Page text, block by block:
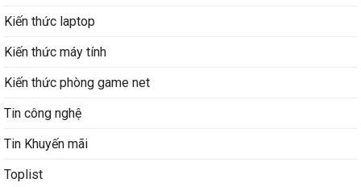
Kiến thức laptop
Kiến thức máy tính
Kiến thức phòng game net
Tin công nghệ
Tin Khuyến mãi
Toplist